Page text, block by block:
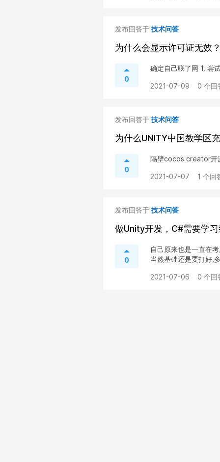
发布回答于 技术问答
为什么会显示许可证无效
0
确定自己联了网 1. 尝
2021-07-09 0 个回
发布回答于 技术问答
为什么UNITY中国教学区
0
隔壁cocos creator开
2021-07-07 1 个回
发布回答于 技术问答
做Unity开发，C#需要学
0
自己原来也是一直在
当然基础还是要打好,
2021-07-06 0 个回